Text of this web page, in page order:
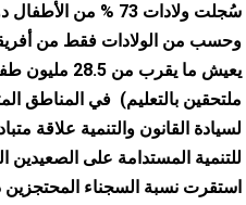
وحسب من الولادات فقط من
يعيش ما
ملتحقين بالتعليم) في المناطق
لسيادة القانون والتنمية علاقة
للتنمية المستدامة على الصعيدين